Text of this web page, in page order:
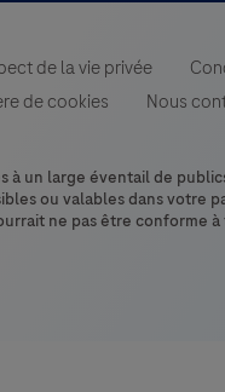
de la vie privée
de cookies Nous
à un large éventail de
ou valables dans votre
ne pas être conforme